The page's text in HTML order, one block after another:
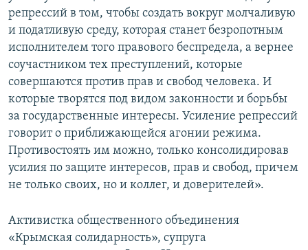
репрессий в том, чтобы создать вокруг молчаливую
и податливую среду, которая станет безропотным
исполнителем того правового беспредела, а вернее
соучастником тех преступлений, которые
совершаются против прав и свобод человека. И
которые творятся под видом законности и борьбы
за государственные интересы. Усиление репрессий
говорит о приближающейся агонии режима.
Противостоять им можно, только консолидировав
усилия по защите интересов, прав и свобод, причем
не только своих, но и коллег, и доверителей».
Активистка общественного объединения
«Крымская солидарность», супруга